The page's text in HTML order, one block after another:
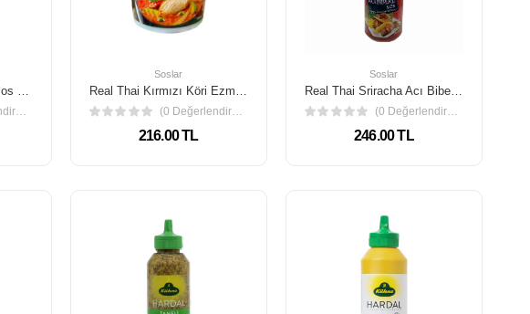
Real Thai Sweet Chilli Sos 700 ml
(0 Değerlendirme)
Soslar
Real Thai Kırmızı Köri Ezmesi 400 gr
(0 Değerlendirme)
216.00 TL
Soslar
Real Thai Sriracha Acı Biber Sos 430 ml
(0 Değerlendirme)
246.00 TL